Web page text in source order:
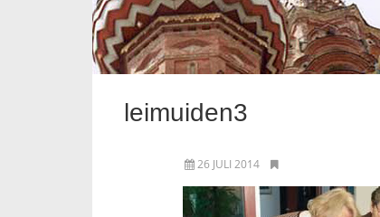
leimuiden3
26 JULI 2014